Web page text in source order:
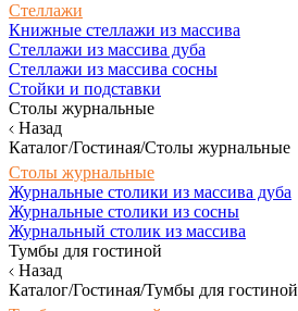
Стеллажи
Книжные стеллажи из массива
Стеллажи из массива дуба
Стеллажи из массива сосны
Стойки и подставки
Столы журнальные
Назад
Каталог/Гостиная/Столы журнальные
Столы журнальные
Журнальные столики из массива дуба
Журнальные столики из сосны
Журнальный столик из массива
Тумбы для гостиной
Назад
Каталог/Гостиная/Тумбы для гостиной